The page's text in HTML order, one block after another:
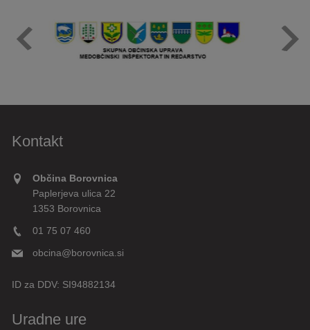
Kontakt
Občina Borovnica
Paplerjeva ulica 22
1353 Borovnica
01 75 07 460
obcina@borovnica.si
ID za DDV: SI94882134
Uradne ure